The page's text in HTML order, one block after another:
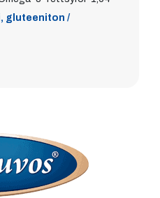
gluteeniton /